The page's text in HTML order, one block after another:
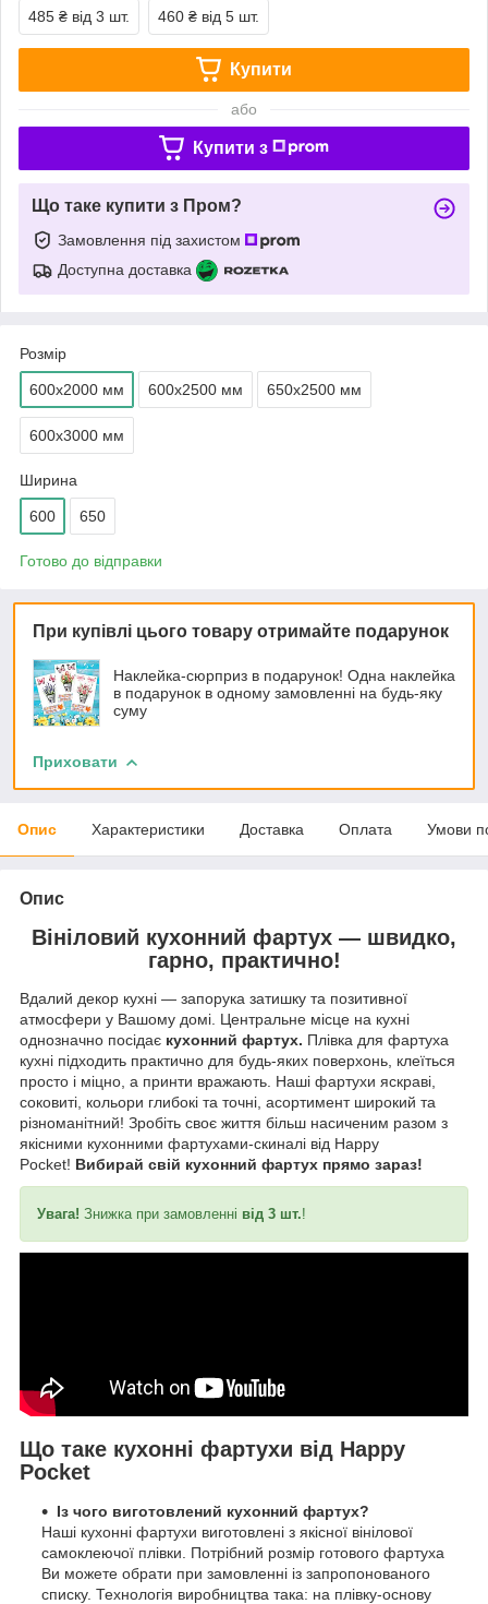
485 ₴ від 3 шт. 460 ₴ від 5 шт.
Купити
або
Купити з
Що таке купити з Пром?
Замовлення під захистом
Доступна доставка
Розмір
600х2000 мм 600х2500 мм 650х2500 мм
600х3000 мм
Ширина
600 650
Готово до відправки
При купівлі цього товару отримайте подарунок
Наклейка-сюрприз в подарунок! Одна наклейка
в подарунок в одному замовленні на будь-яку
суму
Приховати
Опис Характеристики Доставка Оплата Умови
Опис
Вініловий кухонний фартух — швидко,
гарно, практично!
Вдалий декор кухні — запорука затишку та позитивної
атмосфери у Вашому домі. Центральне місце на кухні
однозначно посідає кухонний фартух. Плівка для фартуха
кухні підходить практично для будь-яких поверхонь, клеїться
просто і міцно, а принти вражають. Наші фартухи яскраві,
соковиті, кольори глибокі та точні, асортимент широкий та
різноманітний! Зробіть своє життя більш насиченим разом з
якісними кухонними фартухами-скиналі від Happy
Pocket! Вибирай свій кухонний фартух прямо зараз!
Увага! Знижка при замовленні від 3 шт.!
Що таке кухонні фартухи від Happy
Pocket
Із чого виготовлений кухонний фартух?
Наші кухонні фартухи виготовлені з якісної вінілової
самоклеючої плівки. Потрібний розмір готового фартуха
Ви можете обрати при замовленні із запропонованого
списку. Технологія виробництва така: на плівку-основу